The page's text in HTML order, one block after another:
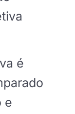
é
e